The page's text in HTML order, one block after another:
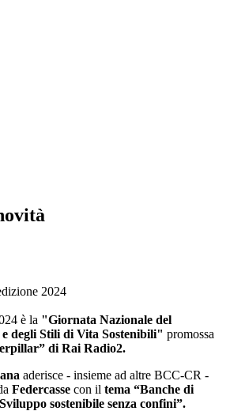
2024
è la "Giornata Nazionale del
degli Stili di Vita Sostenibili" promossa
di Rai Radio2.
aderisce - insieme ad altre BCC-CR -
Federcasse con il tema “Banche di
sostenibile senza confini”.